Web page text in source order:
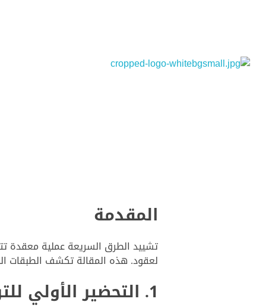
المقدمة
تشييد الطرق السريعة عملية معقدة
لعقود. هذه المقالة تكشف الطبقات
1. التحضير الأولي للتربة